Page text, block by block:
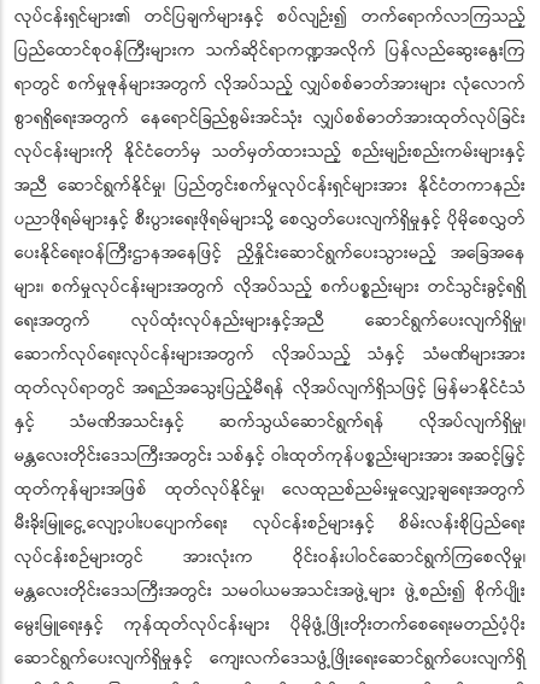
လုပ်ငန်းရှင်များ၏ တင်ပြချက်များနှင့် စပ်လျဉ်း၍ တက်ရောက်လာကြသည့်
ပြည်ထောင်စုဝန်ကြီးများက သက်ဆိုင်ရာကဏ္ဍအလိုက် ပြန်လည်ဆွေးနွေးကြ
ရာတွင် စက်မှုဇုန်များအတွက် လိုအပ်သည့် လျှပ်စစ်ဓာတ်အားများ လုံလောက်
စွာရရှိရေးအတွက် နေရောင်ခြည်စွမ်းအင်သုံး လျှပ်စစ်ဓာတ်အားထုတ်လုပ်ခြင်း
လုပ်ငန်းများကို နိုင်ငံတော်မှ သတ်မှတ်ထားသည့် စည်းမျဉ်းစည်းကမ်းများနှင့်
အညီ ဆောင်ရွက်နိုင်မှု၊ ပြည်တွင်းစက်မှုလုပ်ငန်းရှင်များအား နိုင်ငံတကာနည်း
ပညာဖိုရမ်များနှင့် စီးပွားရေးဖိုရမ်များသို့ စေလွှတ်ပေးလျက်ရှိမှုနှင့် ပိုမိုစေလွှတ်
ပေးနိုင်ရေးဝန်ကြီးဌာနအနေဖြင့် ညှိနှိုင်းဆောင်ရွက်ပေးသွားမည့် အခြေအနေ
များ၊ စက်မှုလုပ်ငန်းများအတွက် လိုအပ်သည့် စက်ပစ္စည်းများ တင်သွင်းခွင့်ရရှိ
ရေးအတွက် လုပ်ထုံးလုပ်နည်းများနှင့်အညီ ဆောင်ရွက်ပေးလျက်ရှိမှု၊
ဆောက်လုပ်ရေးလုပ်ငန်းများအတွက် လိုအပ်သည့် သံနှင့် သံမဏိများအား
ထုတ်လုပ်ရာတွင် အရည်အသွေးပြည့်မီရန် လိုအပ်လျက်ရှိသဖြင့် မြန်မာနိုင်ငံသံ
နှင့် သံမဏိအသင်းနှင့် ဆက်သွယ်ဆောင်ရွက်ရန် လိုအပ်လျက်ရှိမှု၊
မန္တလေးတိုင်းဒေသကြီးအတွင်း သစ်နှင့် ဝါးထုတ်ကုန်ပစ္စည်းများအား အဆင့်မြှင့်
ထုတ်ကုန်များအဖြစ် ထုတ်လုပ်နိုင်မှု၊ လေထုညစ်ညမ်းမှုလျှော့ချရေးအတွက်
မီးခိုးမြူငွေ့လျော့ပါးပပျောက်ရေး လုပ်ငန်းစဉ်များနှင့် စိမ်းလန်းစိုပြည်ရေး
လုပ်ငန်းစဉ်များတွင် အားလုံးက ဝိုင်းဝန်းပါဝင်ဆောင်ရွက်ကြစေလိုမှု၊
မန္တလေးတိုင်းဒေသကြီးအတွင်း သမဝါယမအသင်းအဖွဲ့များ ဖွဲ့စည်း၍ စိုက်ပျိုး
မွေးမြူရေးနှင့် ကုန်ထုတ်လုပ်ငန်းများ ပိုမိုဖွံ့ဖြိုးတိုးတက်စေရေးမတည်ပံ့ပိုး
ဆောင်ရွက်ပေးလျက်ရှိမှုနှင့် ကျေးလက်ဒေသဖွံ့ဖြိုးရေးဆောင်ရွက်ပေးလျက်ရှိ